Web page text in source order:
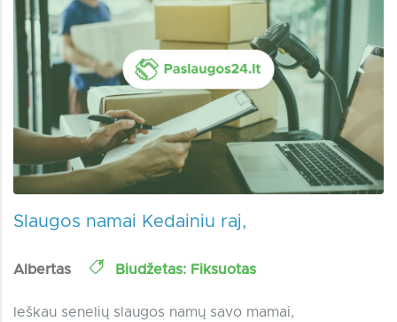
Slaugos namai Kedainiu raj,
Albertas Biudžetas: Fiksuotas
Ieškau senelių slaugos namų savo mamai,